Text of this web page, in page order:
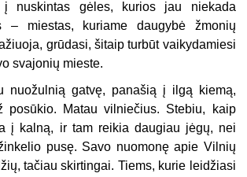
į nuskintas gėles, kurios jau niekada
– miestas, kuriame daugybė žmonių
grūdasi, šitaip turbūt vaikydamiesi
svajonių mieste.
nuožulnią gatvę, panašią į ilgą kiemą,
posūkio. Matau vilniečius. Stebiu, kaip
į kalną, ir tam reikia daugiau jėgų, nei
pusę. Savo nuomonę apie Vilnių
tačiau skirtingai. Tiems, kurie leidžiasi